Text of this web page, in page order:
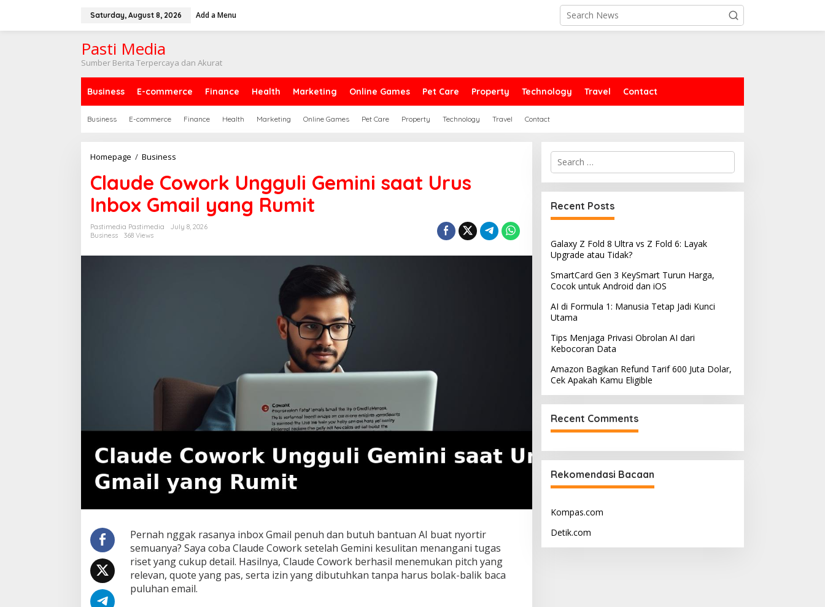
Saturday, August 8, 2026 Add a Menu
Pasti Media
Sumber Berita Terpercaya dan Akurat
Business E-commerce Finance Health Marketing Online Games Pet Care Property Technology Travel Contact
Business E-commerce Finance Health Marketing Online Games Pet Care Property Technology Travel Contact
Homepage / Business
Ungguli
Gemini
saat
Urus
Inbox
Gmail
Rumit
Claude Cowork Ungguli Gemini saat Urus
Inbox Gmail yang Rumit
Pastimedia Pastimedia
July 8, 2026
Business
368 Views
Pernah nggak rasanya inbox Gmail penuh dan butuh bantuan AI buat nyortir
semuanya? Saya coba Claude Cowork setelah Gemini kesulitan menangani tugas
riset yang cukup detail. Hasilnya, Claude Cowork berhasil menemukan pitch yang
relevan, quote yang pas, serta izin yang dibutuhkan tanpa harus bolak-balik baca
puluhan email.
Search
for:
Recent Posts
Galaxy Z Fold 8 Ultra vs Z Fold 6: Layak
Upgrade atau Tidak?
SmartCard Gen 3 KeySmart Turun Harga,
Cocok untuk Android dan iOS
AI di Formula 1: Manusia Tetap Jadi Kunci
Utama
Tips Menjaga Privasi Obrolan AI dari
Kebocoran Data
Amazon Bagikan Refund Tarif 600 Juta Dolar,
Cek Apakah Kamu Eligible
Recent Comments
Rekomendasi Bacaan
Kompas.com
Detik.com